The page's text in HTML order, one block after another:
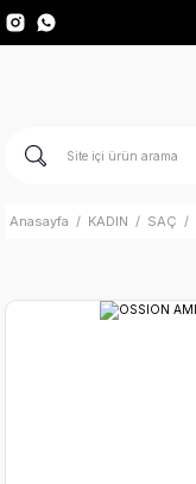
Anasayfa KADIN SAÇ